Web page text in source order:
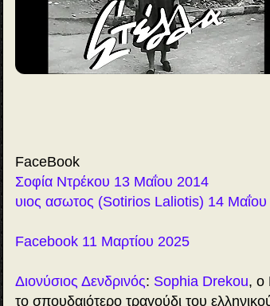
ο
FaceBook
Σοφία Ντρέκου 13 Μαΐου 2014
υιος ασωτος (Sotirios Laliotis) 14
Facebook 11 Μαρτίου 2025
Διονύσιος Δενδρινός: Sophia Drekou, ο
το σπουδαιότερο τραγούδι του